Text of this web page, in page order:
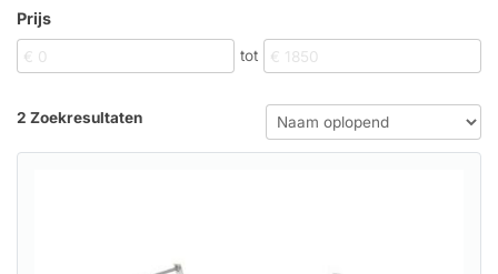
Prijs
tot
2 Zoekresultaten